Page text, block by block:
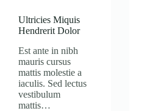
Ultricies Miquis
Hendrerit Dolor
Est ante in nibh
mauris cursus
mattis molestie a
iaculis. Sed lectus
vestibulum
mattis…